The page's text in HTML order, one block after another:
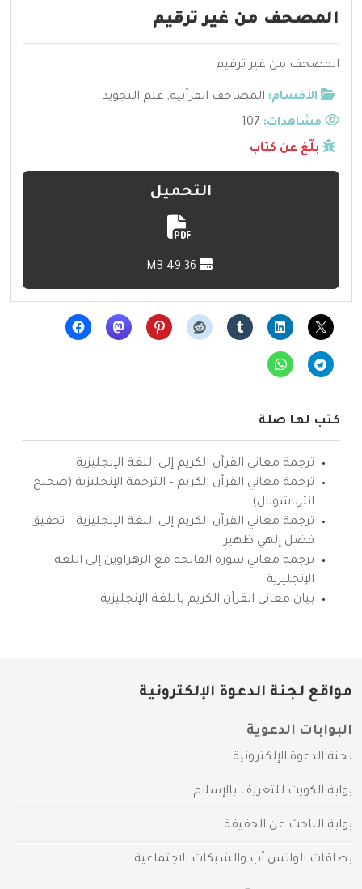
المصحف من غير ترقيم
المصحف من غير ترقيم
الأقسام: المصاحف القرآنية, علم التجويد
مشاهدات:
بلّغ عن كتاب
التحميل
كتب لها صلة
ترجمة معاني القرآن الكريم إلى اللغة الإنجليزية
ترجمة معاني القرآن الكريم – الترجمة الإنجليزية (صحيح
انترناشونال)
ترجمة معاني القرآن الكريم إلى اللغة الإنجليزية – تحقيق
فضل إلهي ظهير
ترجمة معاني سورة الفاتحة مع الزهراوين إلى اللغة
الإنجليزية
بيان معاني القرآن الكريم باللغة الإنجليزية
مواقع لجنة الدعوة الإلكترونية
البوابات الدعوية
لجنة الدعوة الإلكترونية
بوابة الكويت للتعريف بالإسلام
بوابة الباحث عن الحقيقة
بطاقات الواتس آب والشبكات الاجتماعية